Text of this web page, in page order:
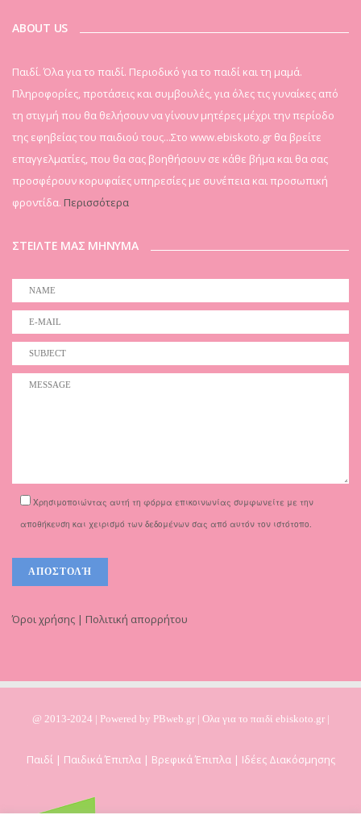
ABOUT US
Παιδί. Όλα για το παιδί. Περιοδικό για το παιδί και τη μαμά.
Πληροφορίες, προτάσεις και συμβουλές, για όλες τις γυναίκες από
τη στιγμή που θα θελήσουν να γίνουν μητέρες μέχρι την περίοδο
της εφηβείας του παιδιού τους...Στο www.ebiskoto.gr θα βρείτε
επαγγελματίες, που θα σας βοηθήσουν σε κάθε βήμα και θα σας
προσφέρουν κορυφαίες υπηρεσίες με συνέπεια και προσωπική
φροντίδα. Περισσότερα
ΣΤΕΙΛΤΕ ΜΑΣ ΜΗΝΥΜΑ
Χρησιμοποιώντας αυτή τη φόρμα επικοινωνίας συμφωνείτε με την
αποθήκευση και χειρισμό των δεδομένων σας από αυτόν τον ιστότοπο.
Όροι χρήσης | Πολιτική απορρήτου
@ 2013-2024 | Powered by PBweb.gr | Ολα για το παιδί ebiskoto.gr |
Παιδί | Παιδικά Έπιπλα | Βρεφικά Έπιπλα | Ιδέες Διακόσμησης